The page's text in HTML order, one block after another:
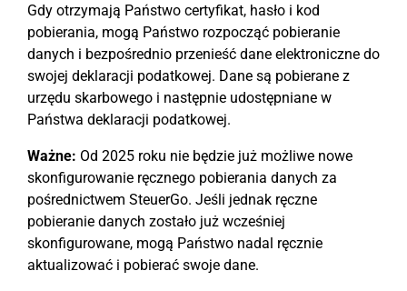
Gdy otrzymają Państwo certyfikat, hasło i kod
pobierania, mogą Państwo rozpocząć pobieranie
danych i bezpośrednio przenieść dane elektroniczne do
swojej deklaracji podatkowej. Dane są pobierane z
urzędu skarbowego i następnie udostępniane w
Państwa deklaracji podatkowej.
Ważne: Od 2025 roku nie będzie już możliwe nowe
skonfigurowanie ręcznego pobierania danych za
pośrednictwem SteuerGo. Jeśli jednak ręczne
pobieranie danych zostało już wcześniej
skonfigurowane, mogą Państwo nadal ręcznie
aktualizować i pobierać swoje dane.